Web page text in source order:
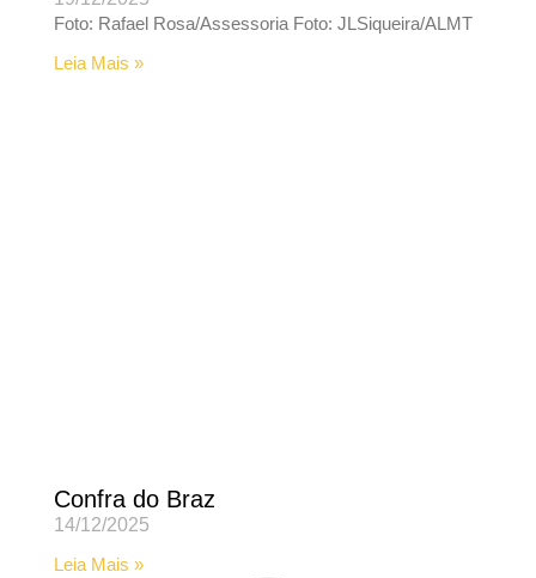
Foto: Rafael Rosa/Assessoria Foto: JLSiqueira/ALMT
Leia Mais »
Confra do Braz
14/12/2025
Leia Mais »